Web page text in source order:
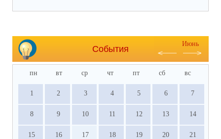
События
Июнь
пн вт ср чт пт сб вс
1 2 3 4 5 6 7
8 9 10 11 12 13 14
15 16 17 18 19 20 21